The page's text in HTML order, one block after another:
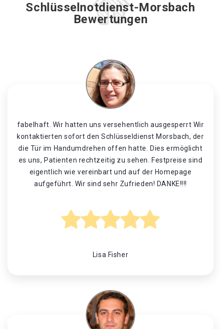
Schlüsselnotdienst-Morsbach
Bewertungen
fabelhaft. Wir hatten uns versehentlich ausgesperrt Wir
kontaktierten sofort den Schlüsseldienst Morsbach, der
die Tür im Handumdrehen offen hatte. Dies ermöglicht
es uns, Patienten rechtzeitig zu sehen. Festpreise sind
eigentlich wie vereinbart und auf der Homepage
aufgeführt. Wir sind sehr Zufrieden! DANKE!!!!
Lisa Fisher